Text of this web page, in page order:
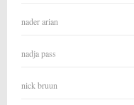
nader arian
nadja pass
nick bruun